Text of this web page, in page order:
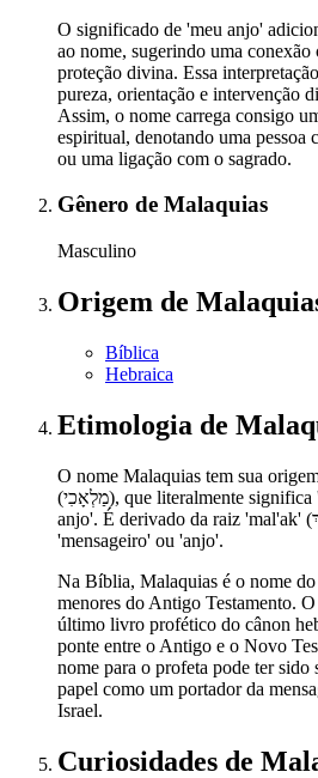
O significado de 'meu anjo'
ao nome, sugerindo uma
proteção divina. Essa
pureza, orientação e intervenção
Assim, o nome carrega consigo
espiritual, denotando uma pessoa
ou uma ligação com o sagrado.
Gênero de Malaquias
Masculino
Origem de
Bíblica
Hebraica
Etimologia de
O nome Malaquias tem sua
(מַלְאָכִי), que literalmente significa 'meu mensageiro' ou 'meu
anjo'. É derivado da raiz 'mal'ak' (מַלְאָךְ), que significa
'mensageiro' ou 'anjo'.
Na Bíblia, Malaquias é o nome
menores do Antigo Testamento.
último livro profético do cânon
ponte entre o Antigo e o Novo
nome para o profeta pode ter sido
papel como um portador da
Israel.
Curiosidades de